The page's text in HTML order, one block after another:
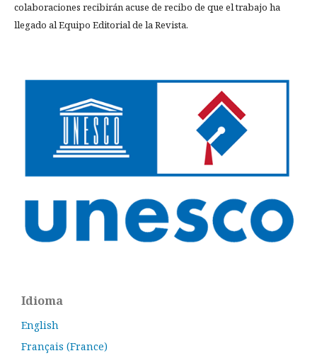
colaboraciones recibirán acuse de recibo de que el trabajo ha
llegado al Equipo Editorial de la Revista.
Idioma
English
Français (France)